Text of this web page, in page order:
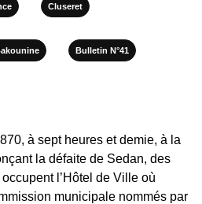
Cluseret
Bulletin N°41
à sept heures et demie, à la
la défaite de Sedan, des
l’Hôtel de Ville où
municipale nommés par